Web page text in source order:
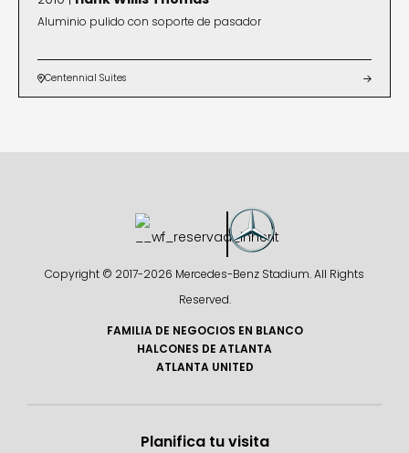
Aluminio pulido con soporte de pasador
Centennial Suites 
Copyright © 2017-2026 Mercedes-Benz Stadium. All Rights
Reserved.
FAMILIA DE NEGOCIOS EN BLANCO
HALCONES DE ATLANTA
ATLANTA UNITED
Planifica tu visita